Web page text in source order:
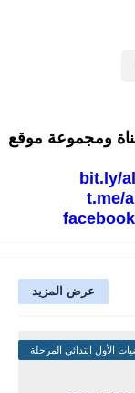
ومجموعة موقع
bit.ly/
t.me/
عرض المزيد
الأول ابتدائي المرحلة